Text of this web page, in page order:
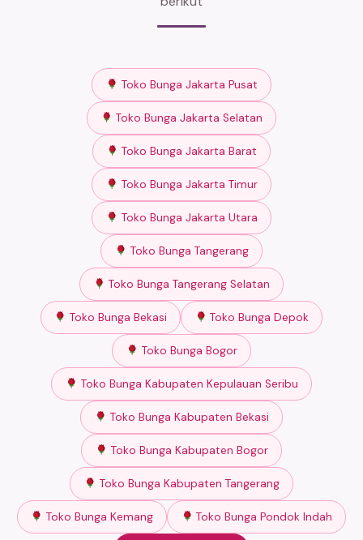
Toko Bunga Jakarta Pusat
Toko Bunga Jakarta Selatan
Toko Bunga Jakarta Barat
Toko Bunga Jakarta Timur
Toko Bunga Jakarta Utara
Toko Bunga Tangerang
Toko Bunga Tangerang Selatan
Toko Bunga Bekasi Toko Bunga Depok
Toko Bunga Bogor
Toko Bunga Kabupaten Kepulauan Seribu
Toko Bunga Kabupaten Bekasi
Toko Bunga Kabupaten Bogor
Toko Bunga Kabupaten Tangerang
Toko Bunga Kemang Toko Bunga Pondok Indah